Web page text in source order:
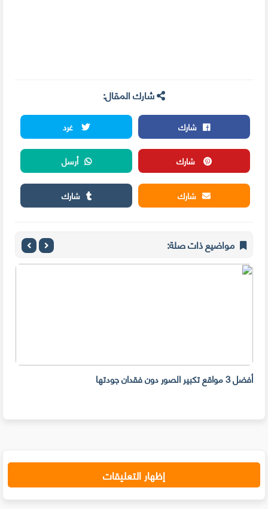
شارك المقال:
شارك
غرد
شارك
أرسل
شارك
شارك
مواضيع ذات صلة:
أفضل 3 مواقع تكبير الصور دون فقدان جودتها
إظهار التعليقات